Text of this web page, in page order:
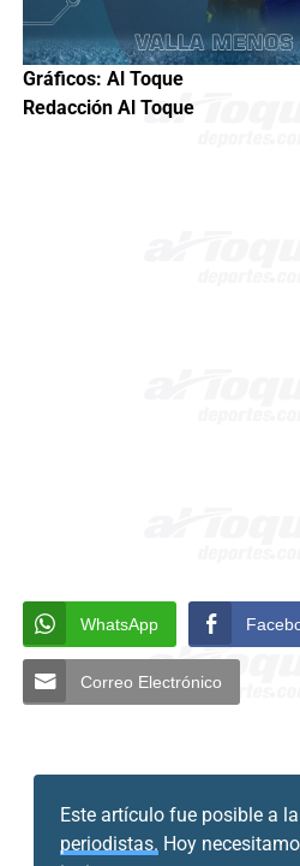
Gráficos: Al Toque
Redacción Al Toque
WhatsApp
Correo Electrónico
Este artículo fue posible a la
periodistas. Hoy